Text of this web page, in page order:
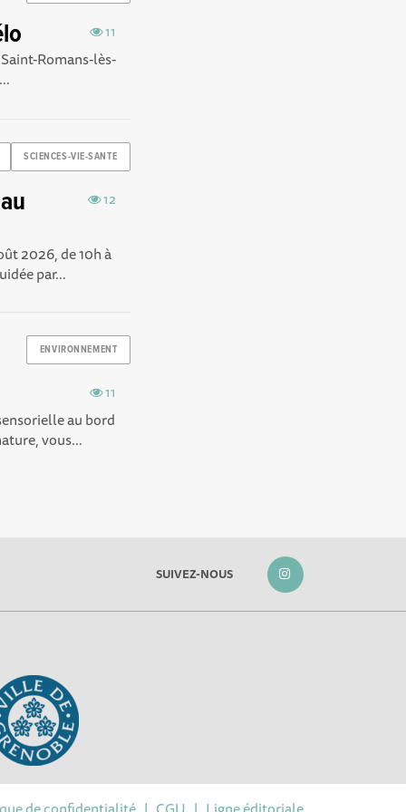
11
Romans-lès-
SCIENCES-VIE-SANTE
12
2026, de 10h à
par...
ENVIRONNEMENT
11
au bord
vous...
SUIVEZ-NOUS